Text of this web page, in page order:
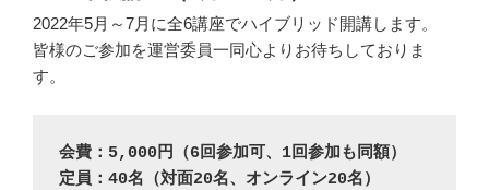
2022年5月～7月に全6講座でハイブリッド開講します。
皆様のご参加を運営委員一同心よりお待ちしておりま
す。
会費：5,000円（6回参加可、1回参加も同額）
定員：40名（対面20名、オンライン20名）